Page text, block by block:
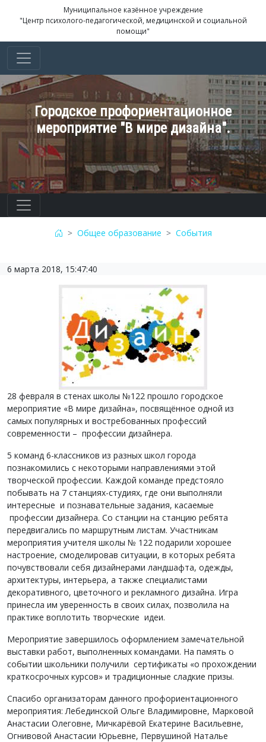
Муниципальное казённое учреждение
"Центр психолого-педагогической, медицинской и социальной
помощи"
Городское профориентационное
мероприятие "В мире дизайна".
Общее образование События
6 марта 2018, 15:47:40
28 февраля в стенах школы №122 прошло городское
мероприятие «В мире дизайна», посвящённое одной из
самых популярных и востребованных профессий
современности – профессии дизайнера.
5 команд 6-классников из разных школ города
познакомились с некоторыми направлениями этой
творческой профессии. Каждой команде предстояло
побывать на 7 станциях-студиях, где они выполняли
интересные и познавательные задания, касаемые
профессии дизайнера. Со станции на станцию ребята
передвигались по маршрутным листам. Участникам
мероприятия учителя школы № 122 подарили хорошее
настроение, смоделировав ситуации, в которых ребята
почувствовали себя дизайнерами ландшафта, одежды,
архитектуры, интерьера, а также специалистами
декоративного, цветочного и рекламного дизайна. Игра
принесла им уверенность в своих силах, позволила на
практике воплотить творческие идеи.
Мероприятие завершилось оформлением замечательной
выставки работ, выполненных командами. На память о
событии школьники получили сертификаты «о прохождении
краткосрочных курсов» и традиционные сладкие призы.
Спасибо организаторам данного профориентационного
мероприятия: Лебединской Ольге Владимировне, Марковой
Анастасии Олеговне, Мичкарёвой Екатерине Васильевне,
Огнивовой Анастасии Юрьевне, Первушиной Наталье